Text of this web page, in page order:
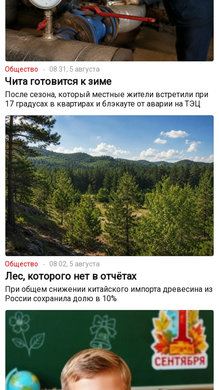
Общество 08:31, 5 августа
Чита готовится к зиме
После сезона, который местные жители встретили при
17 градусах в квартирах и блэкауте от аварии на ТЭЦ
Общество 08:02, 5 августа
Лес, которого нет в отчётах
При общем снижении китайского импорта древесина из
России сохранила долю в 10%